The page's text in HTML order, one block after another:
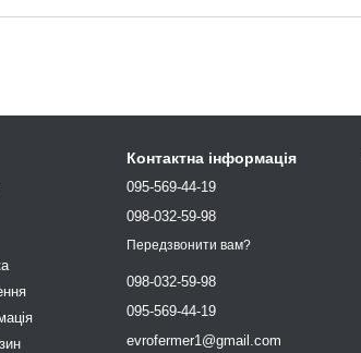
Контактна інформація
095-569-44-19
098-032-59-98
Передзвонити вам?
098-032-59-98
095-569-44-19
evrofermer1@gmail.com